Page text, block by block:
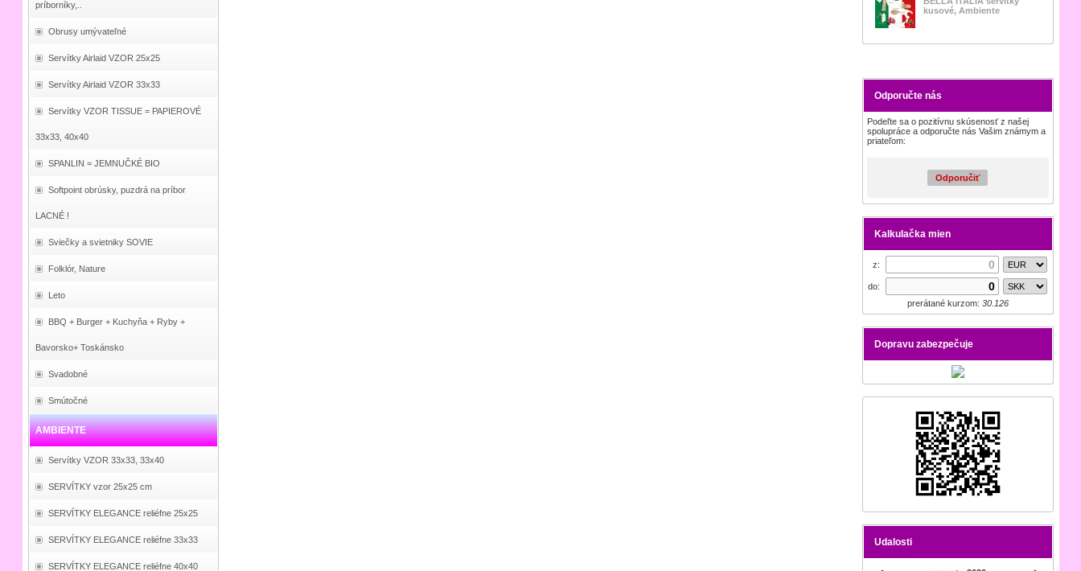
príborníky,..
Obrusy umývateľné
Servítky Airlaid VZOR 25x25
Servítky Airlaid VZOR 33x33
Servítky VZOR TISSUE = PAPIEROVÉ
33x33, 40x40
SPANLIN = JEMNUČKÉ BIO
Softpoint obrúsky, puzdrá na príbor
LACNÉ !
Sviečky a svietniky SOVIE
Folklór, Nature
Leto
BBQ + Burger + Kuchyňa + Ryby +
Bavorsko+ Toskánsko
Svadobné
Smútočné
AMBIENTE
Servítky VZOR 33x33, 33x40
SERVÍTKY vzor 25x25 cm
SERVÍTKY ELEGANCE reliéfne 25x25
SERVÍTKY ELEGANCE reliéfne 33x33
SERVÍTKY ELEGANCE reliéfne 40x40
kusové, Ambiente
Odporučte nás
Podeľte sa o pozitívnu skúsenosť z našej
spolupráce a odporučte nás Vašim známym a
priateľom:
Odporučiť
Kalkulačka mien
z:
do:
prerátané kurzom: 30.126
Dopravu zabezpečuje
Udalosti